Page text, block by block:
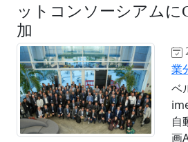
ットコンソーシアムに
加
業
ベ
自
画